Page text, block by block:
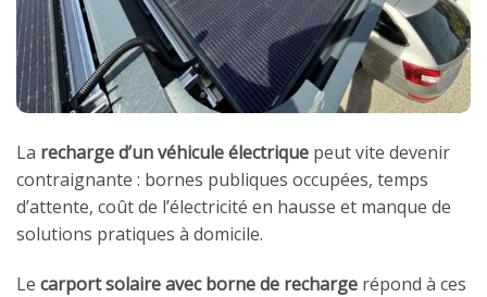
La recharge d’un véhicule électrique peut vite devenir
contraignante : bornes publiques occupées, temps
d’attente, coût de l’électricité en hausse et manque de
solutions pratiques à domicile.
Le carport solaire avec borne de recharge répond à ces